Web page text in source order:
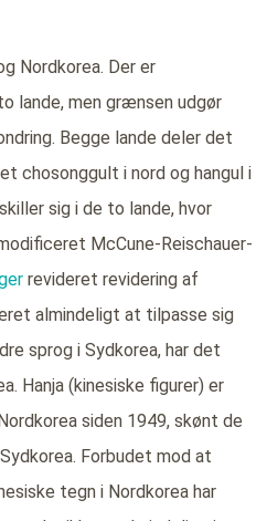
Nordkorea. Der er
lande, men grænsen udgør
Begge lande deler det
chosonggult i nord og hangul i
sig i de to lande, hvor
McCune-Reischauer-
revideret revidering af
almindeligt at tilpasse sig
sprog i Sydkorea, har det
Hanja (kinesiske figurer) er
siden 1949, skønt de
Forbudet mod at
tegn i Nordkorea har